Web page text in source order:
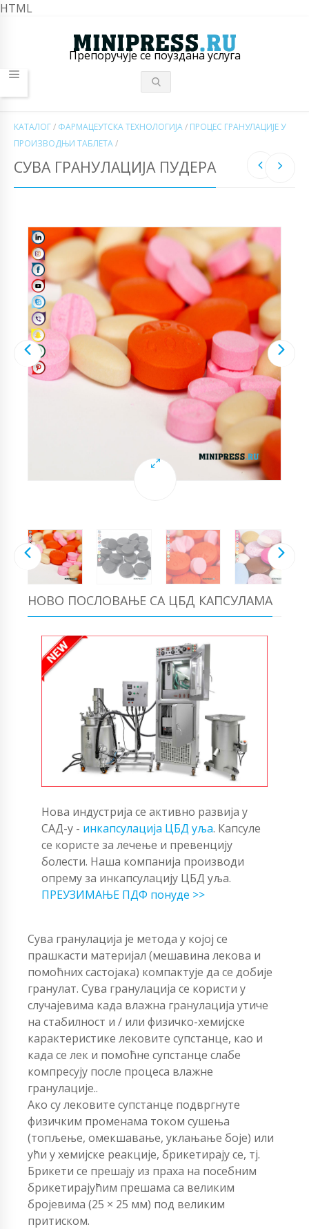
HTML
Препоручује се поуздана услуга
КАТАЛОГ/ ФАРМАЦЕУТСКА ТЕХНОЛОГИЈА/ ПРОЦЕС ГРАНУЛАЦИЈЕ У
ПРОИЗВОДЊИ ТАБЛЕТА/
СУВА ГРАНУЛАЦИЈА ПУДЕРА
НОВО ПОСЛОВАЊЕ СА ЦБД КАПСУЛАМА
Нова индустрија се активно развија у
САД-у - инкапсулација ЦБД уља. Капсуле
се користе за лечење и превенцију
болести. Наша компанија производи
опрему за инкапсулацију ЦБД уља.
ПРЕУЗИМАЊЕ ПДФ понуде >>
Сува гранулација је метода у којој се
прашкасти материјал (мешавина лекова и
помоћних састојака) компактује да се добије
гранулат. Сува гранулација се користи у
случајевима када влажна гранулација утиче
на стабилност и / или физичко-хемијске
карактеристике лековите супстанце, као и
када се лек и помоћне супстанце слабе
компресују после процеса влажне
гранулације..
Ако су лековите супстанце подвргнуте
физичким променама током сушења
(топљење, омекшавање, уклањање боје) или
ући у хемијске реакције, брикетирају се, тј.
Брикети се прешају из праха на посебним
брикетирајућим прешама са великим
бројевима (25 × 25 мм) под великим
притиском.